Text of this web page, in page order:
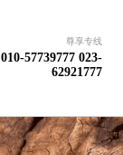
尊享专线
010-57739777 023-
62921777